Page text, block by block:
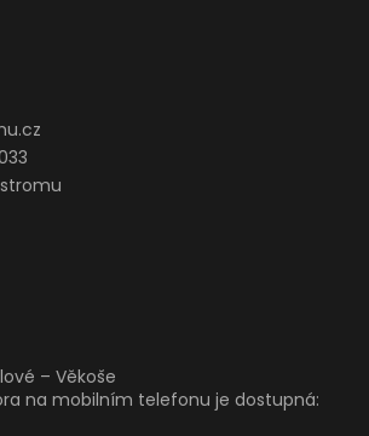
– Věkoše
na mobilním telefonu je dostupná: